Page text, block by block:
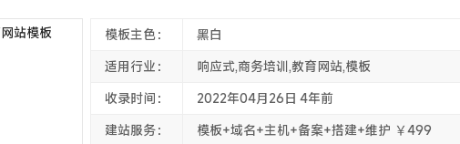
模板主色：
黑白
适用行业：
响应式,商务培训,教育网站,模板
收录时间：
2022年04月26日 4年前
建站服务：
模板+域名+主机+备案+搭建+维护 ￥499